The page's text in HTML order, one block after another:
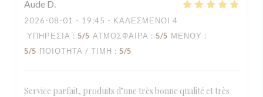
Aude D
2026-08-01 - 19:45 - ΚΑΛΕΣΜΈΝΟΙ 4
ΥΠΗΡΕΣΊΑ : 5/5 ΑΤΜΌΣΦΑΙΡΑ : 5/5 ΜΕΝΟΎ :
5/5 ΠΟΙΌΤΗΤΑ / ΤΙΜΉ : 5/5
Service parfait, produits d’une très bonne qualité et très